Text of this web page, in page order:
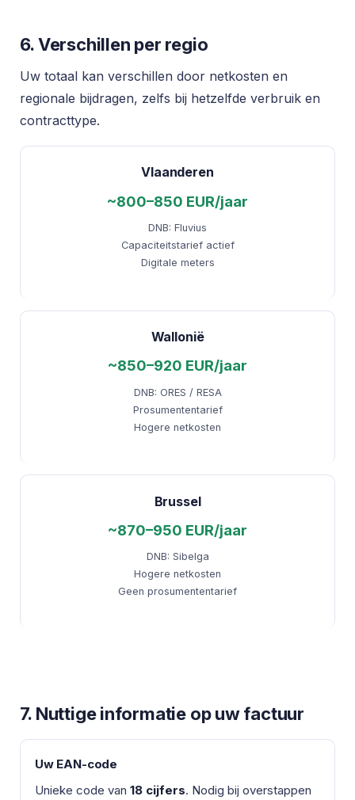
6. Verschillen per regio
Uw totaal kan verschillen door netkosten en
regionale bijdragen, zelfs bij hetzelfde verbruik en
contracttype.
Vlaanderen
~800–850 EUR/jaar
DNB: Fluvius
Capaciteitstarief actief
Digitale meters
Wallonië
~850–920 EUR/jaar
DNB: ORES / RESA
Prosumententarief
Hogere netkosten
Brussel
~870–950 EUR/jaar
DNB: Sibelga
Hogere netkosten
Geen prosumententarief
7. Nuttige informatie op uw factuur
Uw EAN-code
Unieke code van 18 cijfers. Nodig bij overstappen